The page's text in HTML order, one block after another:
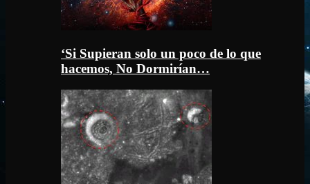
‘Si Supieran solo un poco de lo que
hacemos, No Dormirían…